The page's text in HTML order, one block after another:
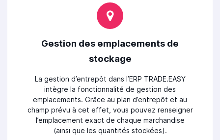
Gestion des emplacements de
stockage
La gestion d’entrepôt dans l’ERP TRADE.EASY
intègre la fonctionnalité de gestion des
emplacements. Grâce au plan d’entrepôt et au
champ prévu à cet effet, vous pouvez renseigner
l’emplacement exact de chaque marchandise
(ainsi que les quantités stockées).